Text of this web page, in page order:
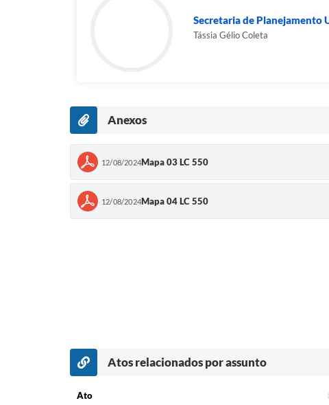
Secretaria de Planejamento
Tássia Gélio Coleta
Anexos
12/08/2024Mapa 03 LC 550
12/08/2024Mapa 04 LC 550
Atos relacionados por assunto
Ato